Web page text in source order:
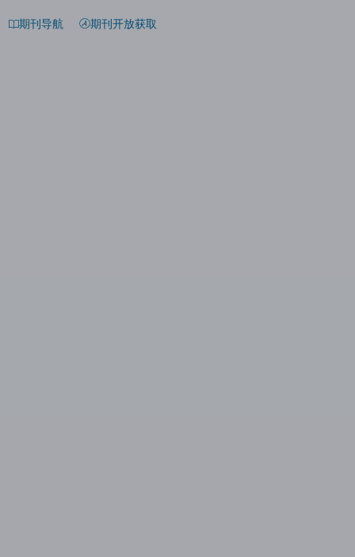
期刊导航 期刊开放获取